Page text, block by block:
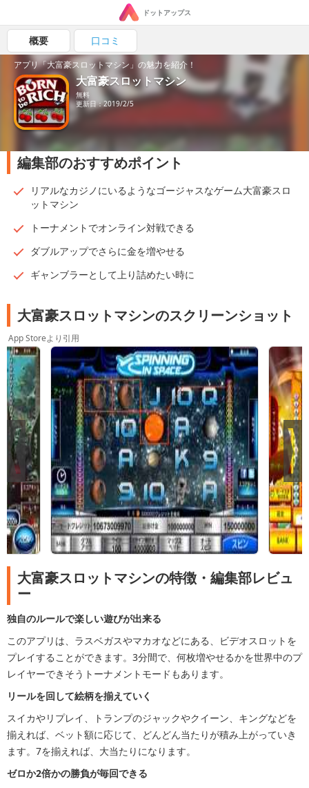
ドットアップス
概要 口コミ
アプリ「大富豪スロットマシン」の魅力を紹介！
大富豪スロットマシン
無料
更新日：2019/2/5
編集部のおすすめポイント
リアルなカジノにいるようなゴージャスなゲーム大富豪スロ
ットマシン
トーナメントでオンライン対戦できる
ダブルアップでさらに金を増やせる
ギャンブラーとして上り詰めたい時に
大富豪スロットマシンのスクリーンショット
App Storeより引用
大富豪スロットマシンの特徴・編集部レビュ
ー
独自のルールで楽しい遊びが出来る
このアプリは、ラスベガスやマカオなどにある、ビデオスロットを
プレイすることができます。3分間で、何枚増やせるかを世界中のプ
レイヤーできそうトーナメントモードもあります。
リールを回して絵柄を揃えていく
スイカやリプレイ、トランプのジャックやクイーン、キングなどを
揃えれば、ベット額に応じて、どんどん当たりが積み上がっていき
ます。7を揃えれば、大当たりになります。
ゼロか2倍かの勝負が毎回できる